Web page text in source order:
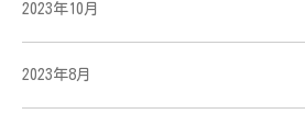
2023年10月
2023年8月